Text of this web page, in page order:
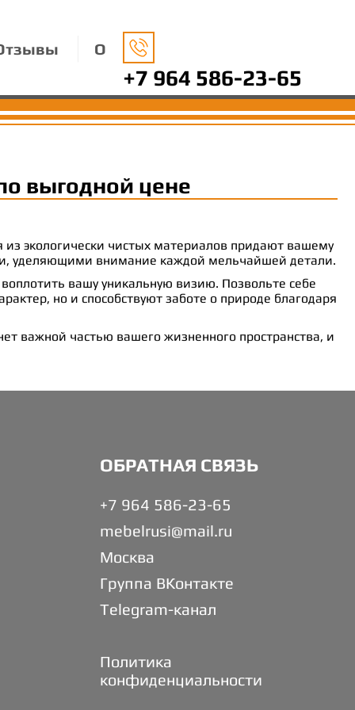
О
+7 964 586-23-65
выгодной цене
экологически чистых материалов придают вашему
уделяющими внимание каждой мельчайшей детали.
вашу уникальную визию. Позвольте себе
но и способствуют заботе о природе благодаря
важной частью вашего жизненного пространства, и
ОБРАТНАЯ СВЯЗЬ
+7 964 586-23-65
mebelrusi@mail.ru
Москва
Группа ВКонтакте
Telegram-канал
Политика
конфиденциальности